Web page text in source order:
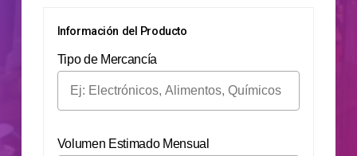
Información del Producto
Tipo de Mercancía
Volumen Estimado Mensual